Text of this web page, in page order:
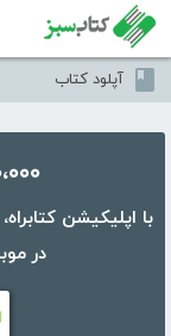
آپلود کتاب
۵۰،۰۰۰ کتاب
در